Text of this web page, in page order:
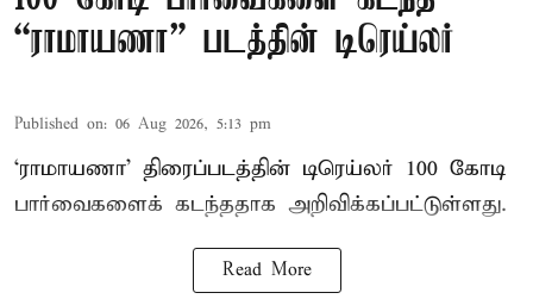
“ராமாயணா” படத்தின் டிரெய்லர்
Published on: 06 Aug 2026, 5:13 pm
‘ராமாயணா’ திரைப்படத்தின் டிரெய்லர் 100 கோடி
பார்வைகளைக் கடந்ததாக அறிவிக்கப்பட்டுள்ளது.
Read More